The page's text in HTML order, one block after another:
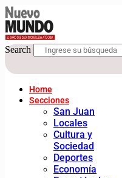
Search
Home
Secciones
San Juan
Locales
Cultura y
Sociedad
Deportes
Economía